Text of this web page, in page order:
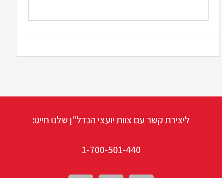
ליצירת קשר עם צוות יועצי הנדל"ן שלנו חייגו:
1-700-501-440